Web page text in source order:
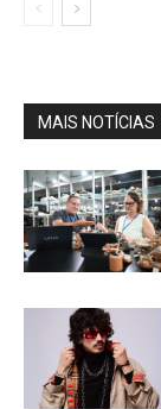
MAIS NOTÍCIAS